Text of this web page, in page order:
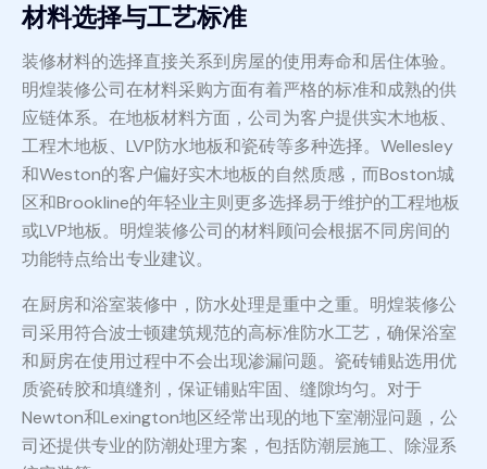
材料选择与工艺标准
装修材料的选择直接关系到房屋的使用寿命和居住体验。
明煌装修公司在材料采购方面有着严格的标准和成熟的供
应链体系。在地板材料方面，公司为客户提供实木地板、
工程木地板、LVP防水地板和瓷砖等多种选择。Wellesley
和Weston的客户偏好实木地板的自然质感，而Boston城
区和Brookline的年轻业主则更多选择易于维护的工程地板
或LVP地板。明煌装修公司的材料顾问会根据不同房间的
功能特点给出专业建议。
在厨房和浴室装修中，防水处理是重中之重。明煌装修公
司采用符合波士顿建筑规范的高标准防水工艺，确保浴室
和厨房在使用过程中不会出现渗漏问题。瓷砖铺贴选用优
质瓷砖胶和填缝剂，保证铺贴牢固、缝隙均匀。对于
Newton和Lexington地区经常出现的地下室潮湿问题，公
司还提供专业的防潮处理方案，包括防潮层施工、除湿系